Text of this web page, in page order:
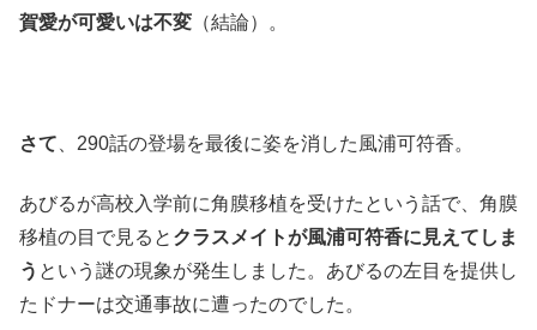
賀愛が可愛いは不変 （結論）。
さて 、290話の登場を最後に姿を消した風浦可符香。
あびるが高校入学前に角膜移植を受けたという話で、角膜
移植の目で見ると クラスメイトが風浦可符香に見えてしま
う という謎の現象が発生しました。あびるの左目を提供し
たドナーは交通事故に遭ったのでした。